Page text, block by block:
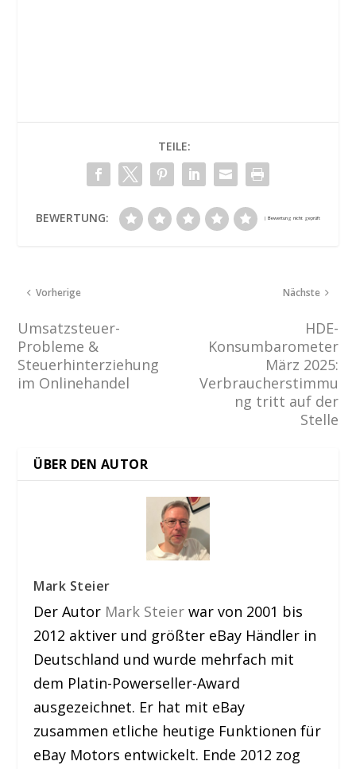
TEILE:
BEWERTUNG:
Vorherige
Umsatzsteuer-
Probleme &
Steuerhinterziehung
im Onlinehandel
Nächste
HDE-
Konsumbarometer
März 2025:
Verbraucherstimmu
ng tritt auf der
Stelle
ÜBER DEN AUTOR
Mark Steier
Der Autor Mark Steier war von 2001 bis
2012 aktiver und größter eBay Händler in
Deutschland und wurde mehrfach mit
dem Platin-Powerseller-Award
ausgezeichnet. Er hat mit eBay
zusammen etliche heutige Funktionen für
eBay Motors entwickelt. Ende 2012 zog